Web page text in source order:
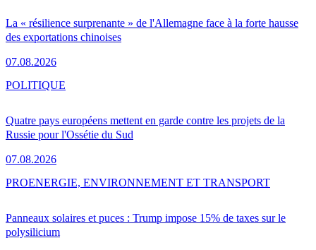
La « résilience surprenante » de l'Allemagne face à la forte hausse
des exportations chinoises
07.08.2026
Quatre pays européens mettent en garde contre les projets de la
Russie pour l'Ossétie du Sud
07.08.2026
POLITIQUE
Panneaux solaires et puces : Trump impose 15% de taxes sur le
polysilicium
PROENERGIE, ENVIRONNEMENT ET TRANSPORT